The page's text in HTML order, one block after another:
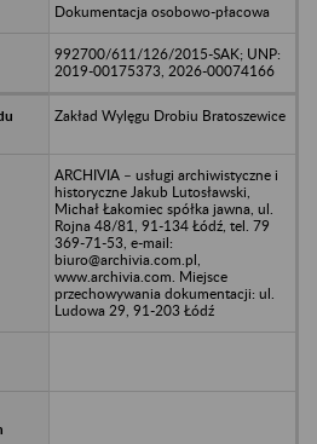
Dokumentacja osobowo-płacowa
992700/611/126/2015-SAK; UNP:
2019-00175373, 2026-00074166
Zakład Wylęgu Drobiu Bratoszewice
ARCHIVIA – usługi archiwistyczne i
historyczne Jakub Lutosławski,
Michał Łakomiec spółka jawna, ul.
Rojna 48/81, 91-134 Łódź, tel. 79
369-71-53, e-mail:
biuro@archivia.com.pl,
www.archivia.com. Miejsce
przechowywania dokumentacji: ul.
Ludowa 29, 91-203 Łódź